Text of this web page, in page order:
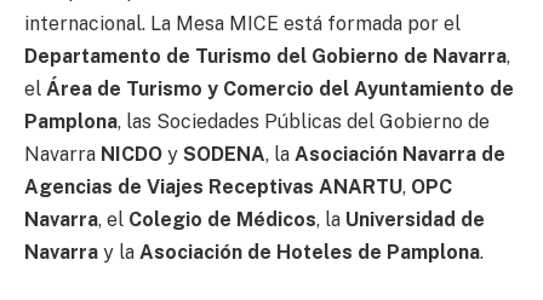
internacional. La Mesa MICE está formada por el
Departamento de Turismo del Gobierno de Navarra,
el Área de Turismo y Comercio del Ayuntamiento de
Pamplona, las Sociedades Públicas del Gobierno de
Navarra NICDO y SODENA, la Asociación Navarra de
Agencias de Viajes Receptivas ANARTU, OPC
Navarra, el Colegio de Médicos, la Universidad de
Navarra y la Asociación de Hoteles de Pamplona.